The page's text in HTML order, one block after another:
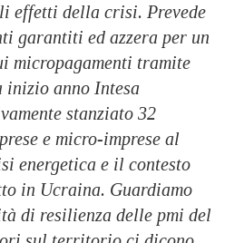
effetti della crisi. Prevede
garantiti ed azzera per un
micropagamenti tramite
inizio anno Intesa
stanziato 32
e micro-imprese al
energetica e il contesto
in Ucraina. Guardiamo
di resilienza delle pmi del